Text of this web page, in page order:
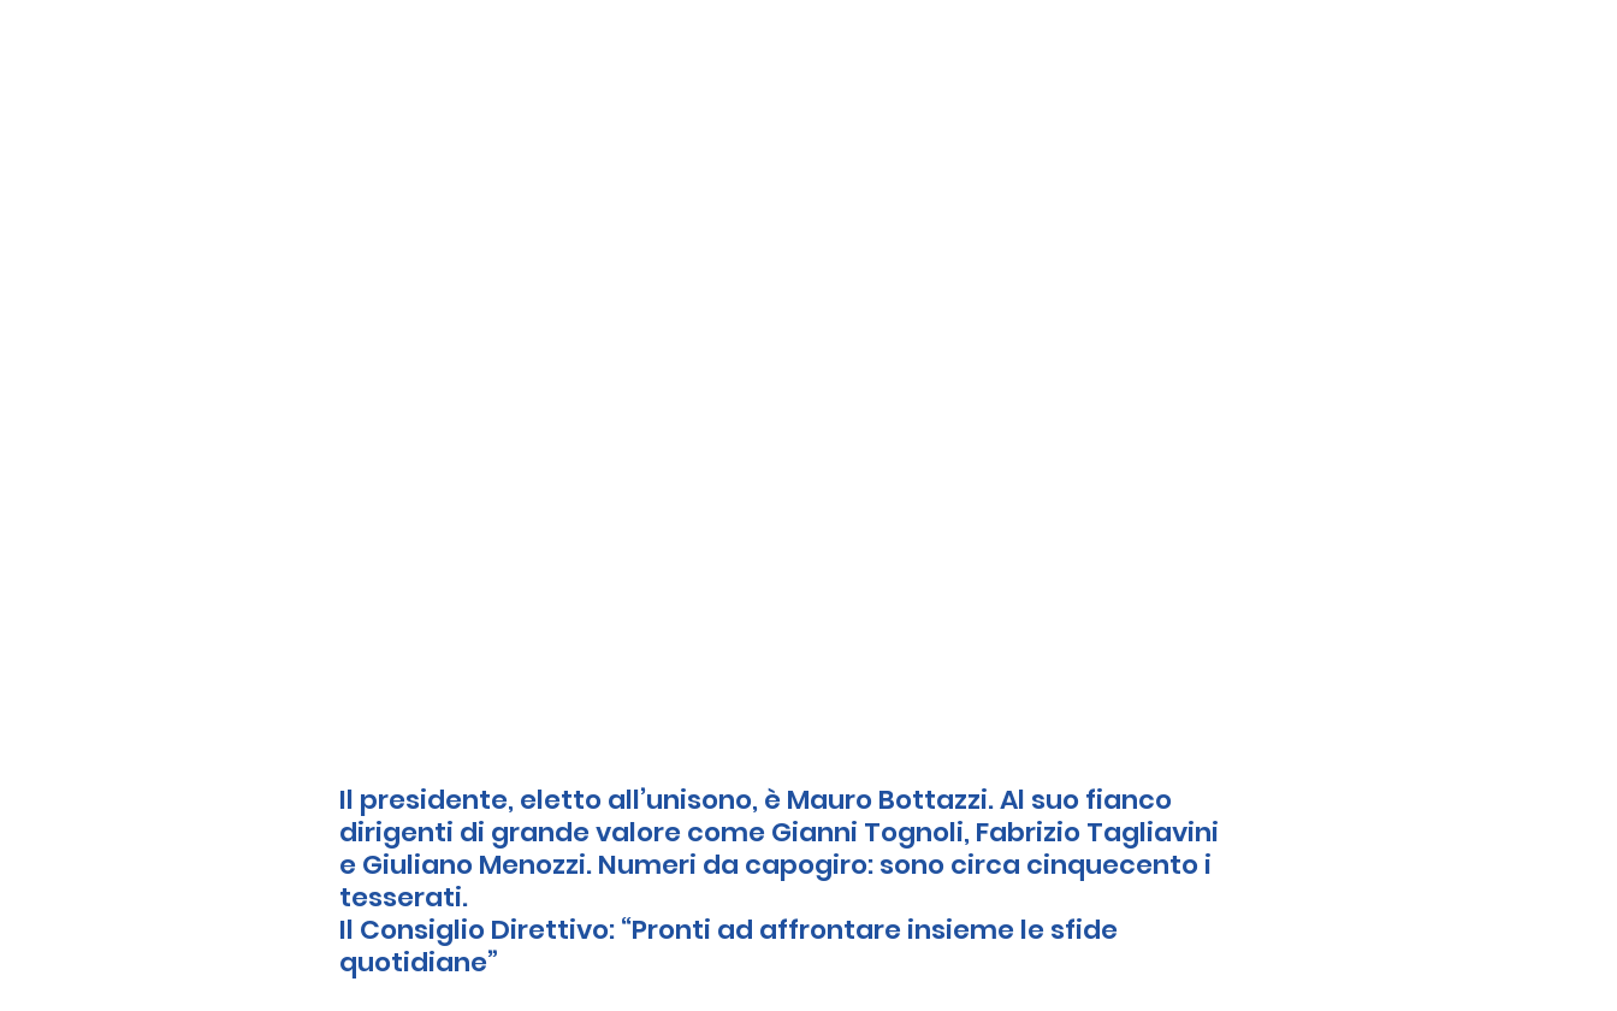
Il presidente, eletto all’unisono, è Mauro Bottazzi. Al suo fianco
dirigenti di grande valore come Gianni Tognoli, Fabrizio Tagliavini
e Giuliano Menozzi. Numeri da capogiro: sono circa cinquecento i
tesserati.
Il Consiglio Direttivo: “Pronti ad affrontare insieme le sfide
quotidiane”